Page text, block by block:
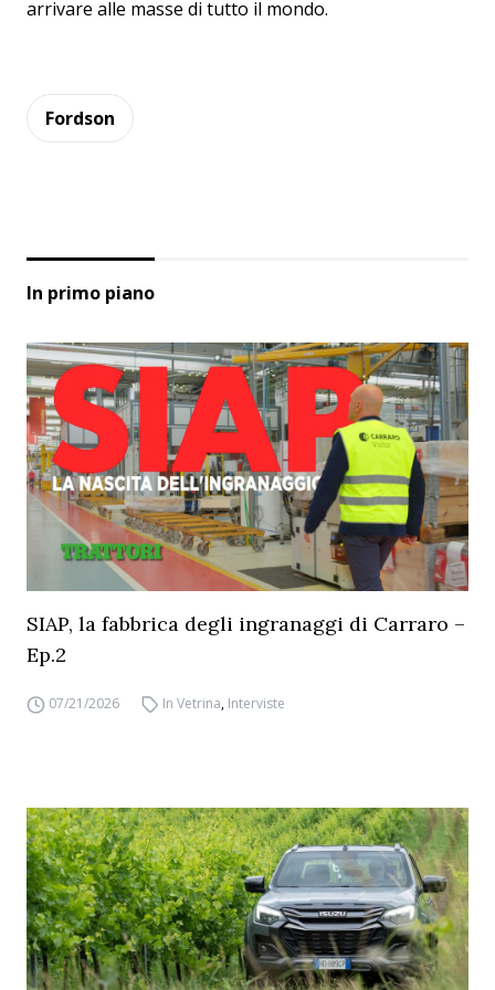
arrivare alle masse di tutto il mondo.
Fordson
In primo piano
SIAP, la fabbrica degli ingranaggi di Carraro –
Ep.2
07/21/2026 In Vetrina, Interviste